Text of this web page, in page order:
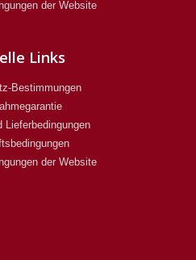
der Website
Links
Bestimmungen
Lieferbedingungen
der Website